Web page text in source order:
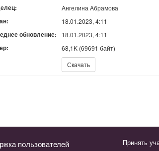
Ангелина Абрамова
18.01.2023, 4:11
обновление: 18.01.2023, 4:11
68,1K (69691 байт)
Скачать
пользователей
Принять